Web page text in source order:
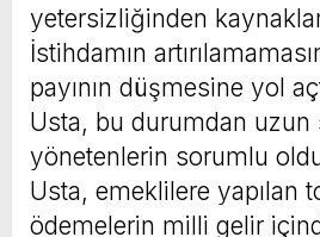
yetersizliğinden
İstihdamın
payının düşmesine yol
Usta, bu durumdan uzun
yönetenlerin sorumlu
Usta, emeklilere yapılan
ödemelerin milli gelir